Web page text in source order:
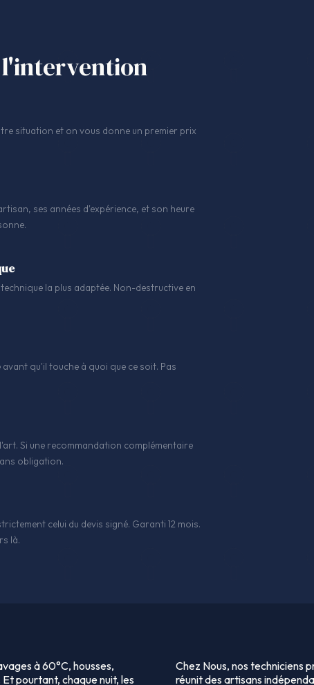
l'intervention
situation et on vous donne un premier prix
ses années d'expérience, et son heure
la plus adaptée. Non-destructive en
qu'il touche à quoi que ce soit. Pas
Si une recommandation complémentaire
obligation.
celui du devis signé. Garanti 12 mois.
là.
à 60°C, housses,
pourtant, chaque nuit, les
Chez Nous, nos techniciens
réunit des artisans